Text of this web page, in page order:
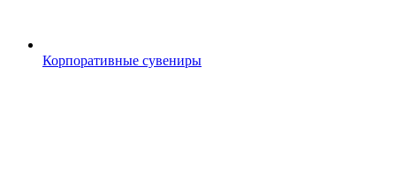
Корпоративные сувениры